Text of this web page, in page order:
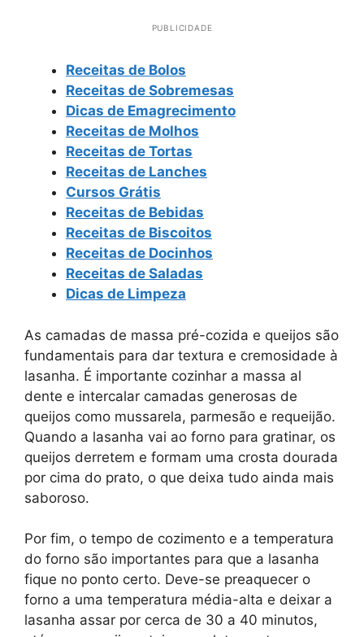
PUBLICIDADE
Receitas de Bolos
Receitas de Sobremesas
Dicas de Emagrecimento
Receitas de Molhos
Receitas de Tortas
Receitas de Lanches
Cursos Grátis
Receitas de Bebidas
Receitas de Biscoitos
Receitas de Docinhos
Receitas de Saladas
Dicas de Limpeza
As camadas de massa pré-cozida e queijos são
fundamentais para dar textura e cremosidade à
lasanha. É importante cozinhar a massa al
dente e intercalar camadas generosas de
queijos como mussarela, parmesão e requeijão.
Quando a lasanha vai ao forno para gratinar, os
queijos derretem e formam uma crosta dourada
por cima do prato, o que deixa tudo ainda mais
saboroso.
Por fim, o tempo de cozimento e a temperatura
do forno são importantes para que a lasanha
fique no ponto certo. Deve-se preaquecer o
forno a uma temperatura média-alta e deixar a
lasanha assar por cerca de 30 a 40 minutos,